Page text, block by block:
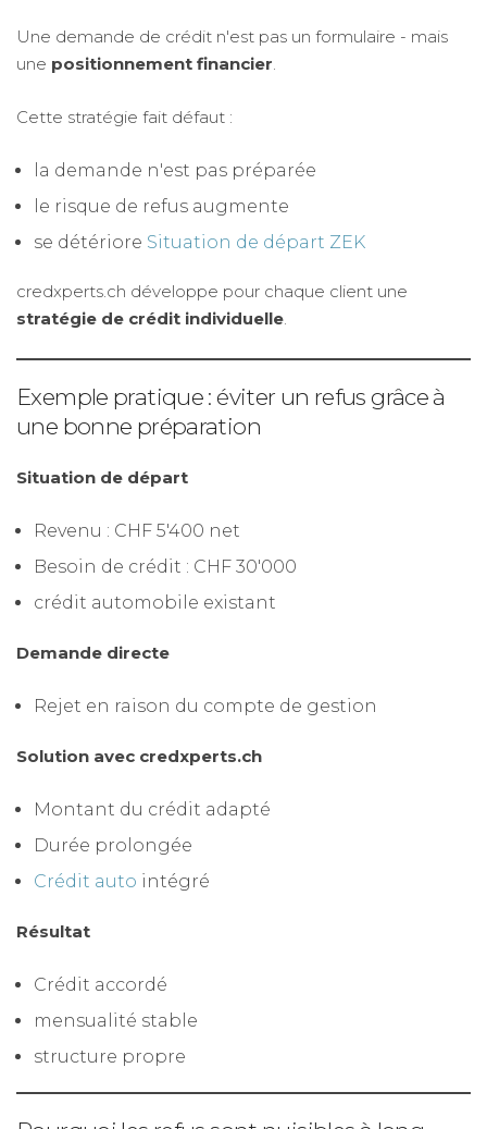
Une demande de crédit n'est pas un formulaire - mais
une positionnement financier
Cette stratégie fait défaut :
la demande n'est pas préparée
le risque de refus augmente
se détériore Situation de départ ZEK
credxperts.ch développe pour chaque client une
stratégie de crédit individuelle.
Exemple pratique : éviter un refus grâce à
une bonne préparation
Situation de départ
Revenu : CHF 5'400 net
Besoin de crédit : CHF 30'000
crédit automobile existant
Demande directe
Rejet en raison du compte de gestion
Solution avec credxperts.ch
Montant du crédit adapté
Durée prolongée
Crédit auto intégré
Résultat
Crédit accordé
mensualité stable
structure propre